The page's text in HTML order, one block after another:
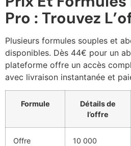
Pro : Trouvez
Plusieurs formules souples et
disponibles. Dès 44€ pour un
plateforme offre un accès
avec livraison instantanée et
Formule
Détails de
l’offre
Offre
10 000